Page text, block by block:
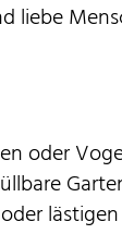
liebe
oder